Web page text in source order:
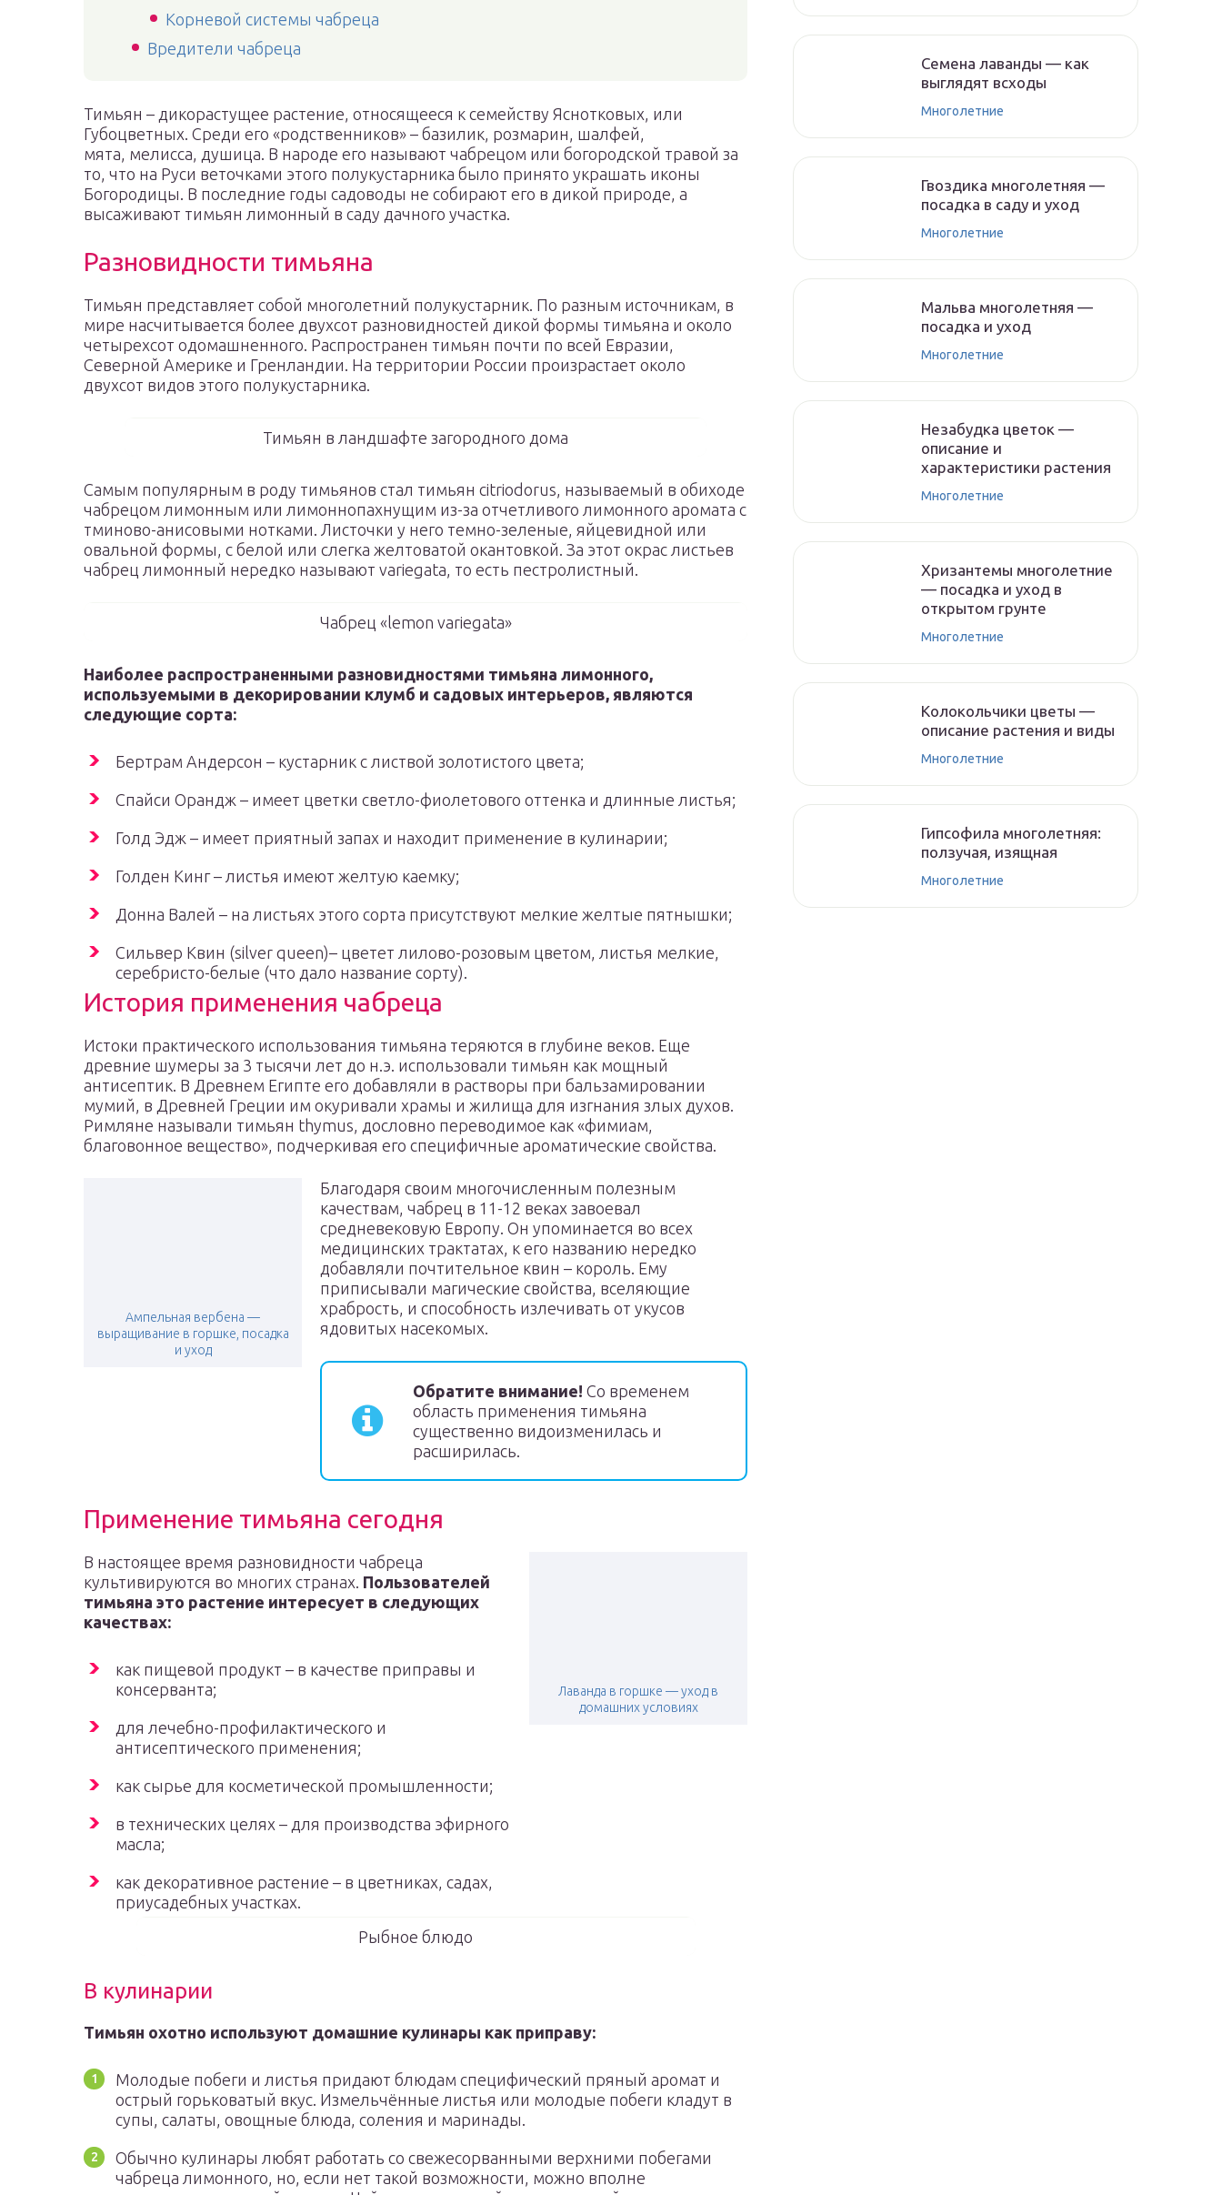
Корневой системы чабреца
Вредители чабреца
Тимьян – дикорастущее растение, относящееся к семейству Яснотковых, или
Губоцветных. Среди его «родственников» – базилик, розмарин, шалфей,
мята, мелисса, душица. В народе его называют чабрецом или богородской травой за
то, что на Руси веточками этого полукустарника было принято украшать иконы
Богородицы. В последние годы садоводы не собирают его в дикой природе, а
высаживают тимьян лимонный в саду дачного участка.
Разновидности тимьяна
Тимьян представляет собой многолетний полукустарник. По разным источникам, в
мире насчитывается более двухсот разновидностей дикой формы тимьяна и около
четырехсот одомашненного. Распространен тимьян почти по всей Евразии,
Северной Америке и Гренландии. На территории России произрастает около
двухсот видов этого полукустарника.
Тимьян в ландшафте загородного дома
Самым популярным в роду тимьянов стал тимьян citriodorus, называемый в обиходе
чабрецом лимонным или лимоннопахнущим из-за отчетливого лимонного аромата с
тминово-анисовыми нотками. Листочки у него темно-зеленые, яйцевидной или
овальной формы, с белой или слегка желтоватой окантовкой. За этот окрас листьев
чабрец лимонный нередко называют variegata, то есть пестролистный.
Чабрец «lemon variegatа»
Наиболее распространенными разновидностями тимьяна лимонного,
используемыми в декорировании клумб и садовых интерьеров, являются
следующие сорта:
Бертрам Андерсон – кустарник с листвой золотистого цвета;
Спайси Орандж – имеет цветки светло-фиолетового оттенка и длинные листья;
Голд Эдж – имеет приятный запах и находит применение в кулинарии;
Голден Кинг – листья имеют желтую каемку;
Донна Валей – на листьях этого сорта присутствуют мелкие желтые пятнышки;
Сильвер Квин (silver queen)– цветет лилово-розовым цветом, листья мелкие,
серебристо-белые (что дало название сорту).
История применения чабреца
Истоки практического использования тимьяна теряются в глубине веков. Еще
древние шумеры за 3 тысячи лет до н.э. использовали тимьян как мощный
антисептик. В Древнем Египте его добавляли в растворы при бальзамировании
мумий, в Древней Греции им окуривали храмы и жилища для изгнания злых духов.
Римляне называли тимьян thymus, дословно переводимое как «фимиам,
благовонное вещество», подчеркивая его специфичные ароматические свойства.
Ампельная вербена —
выращивание в горшке, посадка
и уход
Благодаря своим многочисленным полезным
качествам, чабрец в 11-12 веках завоевал
средневековую Европу. Он упоминается во всех
медицинских трактатах, к его названию нередко
добавляли почтительное квин – король. Ему
приписывали магические свойства, вселяющие
храбрость, и способность излечивать от укусов
ядовитых насекомых.
Обратите внимание! Со временем
область применения тимьяна
существенно видоизменилась и
расширилась.
Применение тимьяна сегодня
Лаванда в горшке — уход в
домашних условиях
В настоящее время разновидности чабреца
культивируются во многих странах. Пользователей
тимьяна это растение интересует в следующих
качествах:
как пищевой продукт – в качестве приправы и
консерванта;
для лечебно-профилактического и
антисептического применения;
как сырье для косметической промышленности;
в технических целях – для производства эфирного
масла;
как декоративное растение – в цветниках, садах,
приусадебных участках.
Рыбное блюдо
В кулинарии
Тимьян охотно используют домашние кулинары как приправу:
Молодые побеги и листья придают блюдам специфический пряный аромат и
острый горьковатый вкус. Измельчённые листья или молодые побеги кладут в
супы, салаты, овощные блюда, соления и маринады.
Обычно кулинары любят работать со свежесорванными верхними побегами
чабреца лимонного, но, если нет такой возможности, можно вполне
Семена лаванды — как
выглядят всходы
Многолетние
Гвоздика многолетняя —
посадка в саду и уход
Многолетние
Мальва многолетняя —
посадка и уход
Многолетние
Незабудка цветок —
описание и
характеристики растения
Многолетние
Хризантемы многолетние
— посадка и уход в
открытом грунте
Многолетние
Колокольчики цветы —
описание растения и виды
Многолетние
Гипсофила многолетняя:
ползучая, изящная
Многолетние